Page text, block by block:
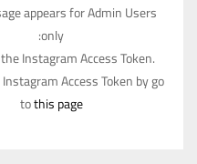
appears for Admin Users
only:
Instagram Access Token.
Access Token by go
tothis page